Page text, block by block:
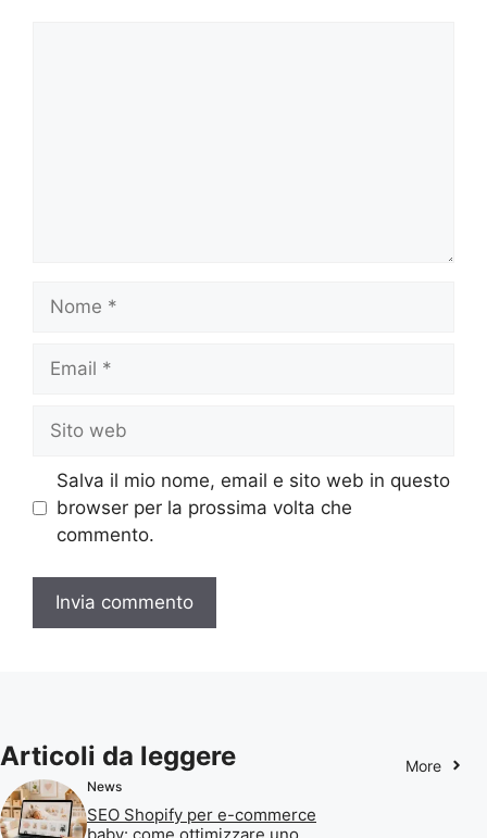
Nome
Email
Sito
web
Salva il mio nome, email e sito web in questo
browser per la prossima volta che
commento.
Articoli da leggere More
News
SEO Shopify per e-commerce
baby: come ottimizzare uno